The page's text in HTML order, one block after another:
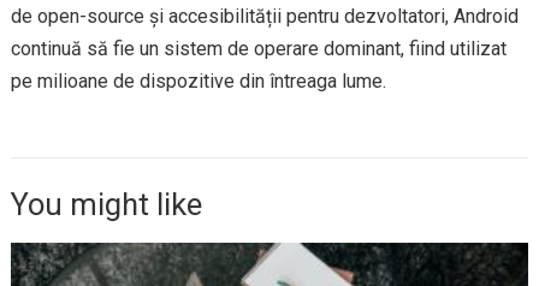
de open-source și accesibilității pentru dezvoltatori, Android
continuă să fie un sistem de operare dominant, fiind utilizat
pe milioane de dispozitive din întreaga lume.
You might like